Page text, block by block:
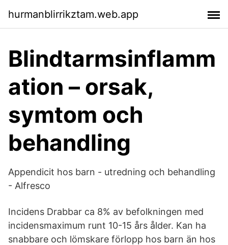
hurmanblirrikztam.web.app
Blindtarmsinflamm
ation – orsak,
symtom och
behandling
Appendicit hos barn - utredning och behandling
- Alfresco
Incidens Drabbar ca 8% av befolkningen med
incidensmaximum runt 10-15 års ålder. Kan ha
snabbare och lömskare förlopp hos barn än hos